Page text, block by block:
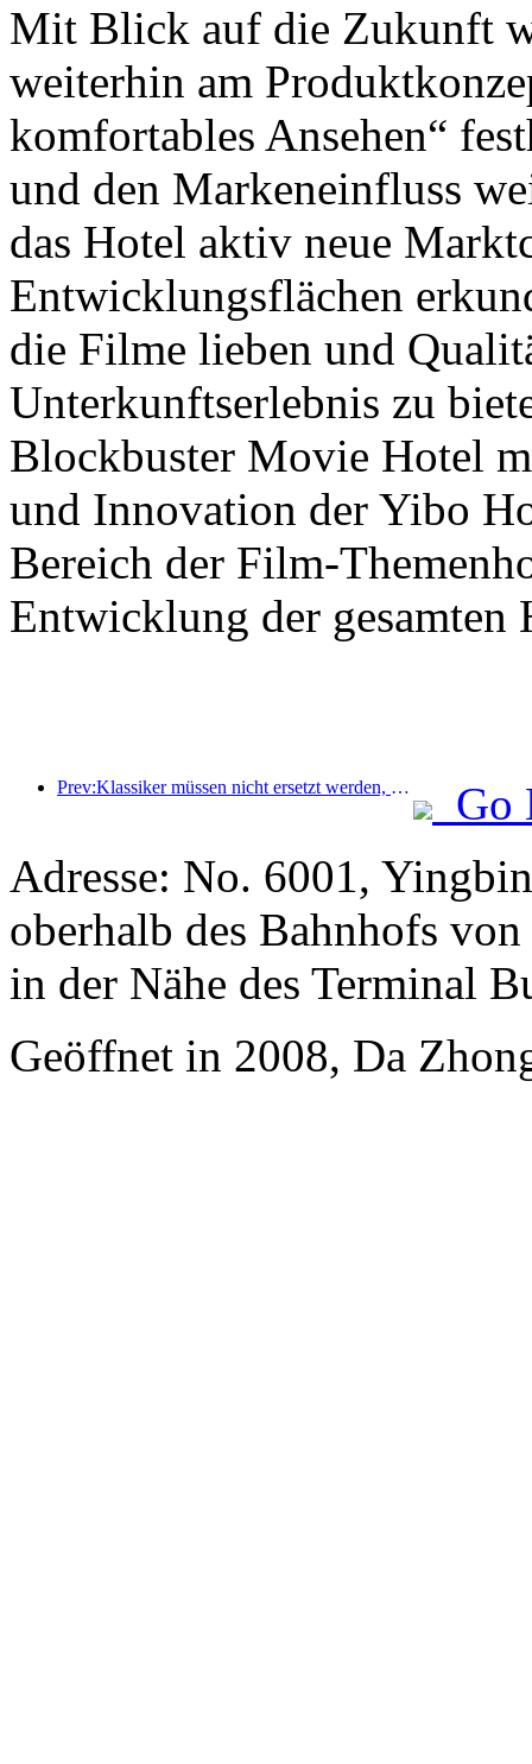
Mit Blick auf die Zukunft
weiterhin am
komfortables Ansehen“
und den Markeneinfluss
das Hotel aktiv neue
Entwicklungsflächen
die Filme lieben und
Unterkunftserlebnis zu
Blockbuster Movie Hotel
und Innovation der Yibo
Bereich der Film-
Entwicklung der gesamten
Prev:Klassiker müssen nicht ersetzt werden, neue klassische Erzählungen für Hotels der mittleren bis gehobenen Preisklasse
Go
Adresse: No. 6001,
oberhalb des Bahnhofs
in der Nähe des Terminal
Geöffnet in 2008, Da